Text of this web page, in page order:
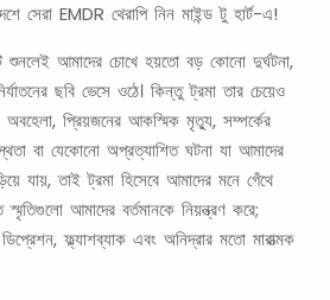
সেরা EMDR থেরাপি নিন মাইন্ড টু হার্ট-এ!
শুনলেই আমাদের চোখে হয়তো বড় কোনো দুর্ঘটনা,
ছবি ভেসে ওঠে। কিন্তু ট্রমা তার চেয়েও
প্রিয়জনের আকস্মিক মৃত্যু, সম্পর্কের
বা যেকোনো অপ্রত্যাশিত ঘটনা যা আমাদের
যায়, তাই ট্রমা হিসেবে আমাদের মনে গেঁথে
আমাদের বর্তমানকে নিয়ন্ত্রণ করে;
ফ্ল্যাশব্যাক এবং অনিদ্রার মতো মারাত্মক